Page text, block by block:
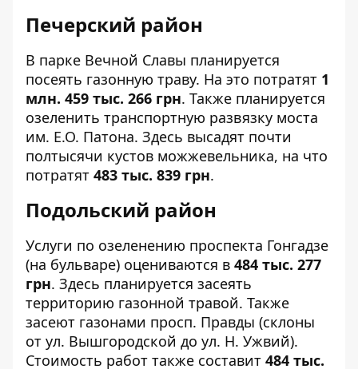
Печерский район
В парке Вечной Славы планируется
посеять газонную траву. На это потратят 1
млн. 459 тыс. 266 грн. Также планируется
озеленить транспортную развязку моста
им. Е.О. Патона. Здесь высадят почти
полтысячи кустов можжевельника, на что
потратят 483 тыс. 839 грн.
Подольский район
Услуги по озеленению проспекта Гонгадзе
(на бульваре) оцениваются в 484 тыс. 277
грн. Здесь планируется засеять
территорию газонной травой. Также
засеют газонами просп. Правды (склоны
от ул. Вышгородской до ул. Н. Ужвий).
Стоимость работ также составит 484 тыс.